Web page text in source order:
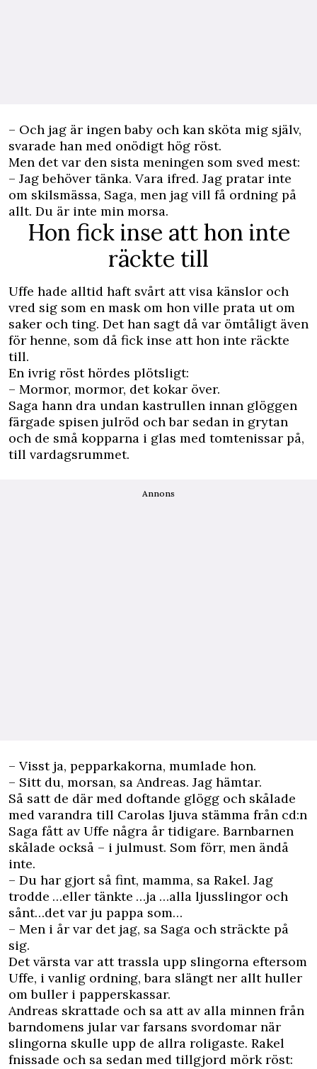
– Och jag är ingen baby och kan sköta mig själv,
svarade han med onödigt hög röst.
Men det var den sista meningen som sved mest:
– Jag behöver tänka. Vara ifred. Jag pratar inte
om skilsmässa, Saga, men jag vill få ordning på
allt. Du är inte min morsa.
Hon fick inse att hon inte
räckte till
Uffe hade alltid haft svårt att visa känslor och
vred sig som en mask om hon ville prata ut om
saker och ting. Det han sagt då var ömtåligt även
för henne, som då fick inse att hon inte räckte
till.
En ivrig röst hördes plötsligt:
– Mormor, mormor, det kokar över.
Saga hann dra undan kastrullen innan glöggen
färgade spisen julröd och bar sedan in grytan
och de små kopparna i glas med tomtenissar på,
till vardagsrummet.
Annons
– Visst ja, pepparkakorna, mumlade hon.
– Sitt du, morsan, sa Andreas. Jag hämtar.
Så satt de där med doftande glögg och skålade
med varandra till Carolas ljuva stämma från cd:n
Saga fått av Uffe några år tidigare. Barnbarnen
skålade också – i julmust. Som förr, men ändå
inte.
– Du har gjort så fint, mamma, sa Rakel. Jag
trodde …eller tänkte …ja …alla ljusslingor och
sånt…det var ju pappa som…
– Men i år var det jag, sa Saga och sträckte på
sig.
Det värsta var att trassla upp slingorna eftersom
Uffe, i vanlig ordning, bara slängt ner allt huller
om buller i papperskassar.
Andreas skrattade och sa att av alla minnen från
barndomens jular var farsans svordomar när
slingorna skulle upp de allra roligaste. Rakel
fnissade och sa sedan med tillgjord mörk röst: